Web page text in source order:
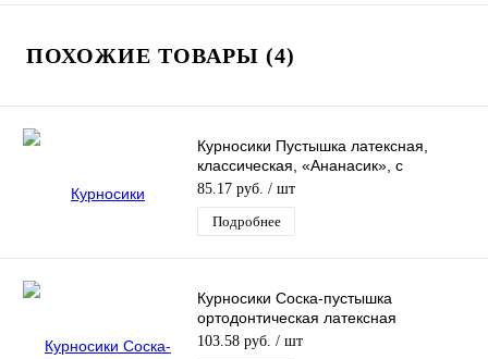
ПОХОЖИЕ ТОВАРЫ (4)
Курносики Пустышка латексная,
классическая, «Ананасик», с
изогнутым нагубником, 1шт.
85.17 руб. / шт
Подробнее
Курносики Соска-пустышка
ортодонтическая латексная
"Любимчик", 1шт.
103.58 руб. / шт